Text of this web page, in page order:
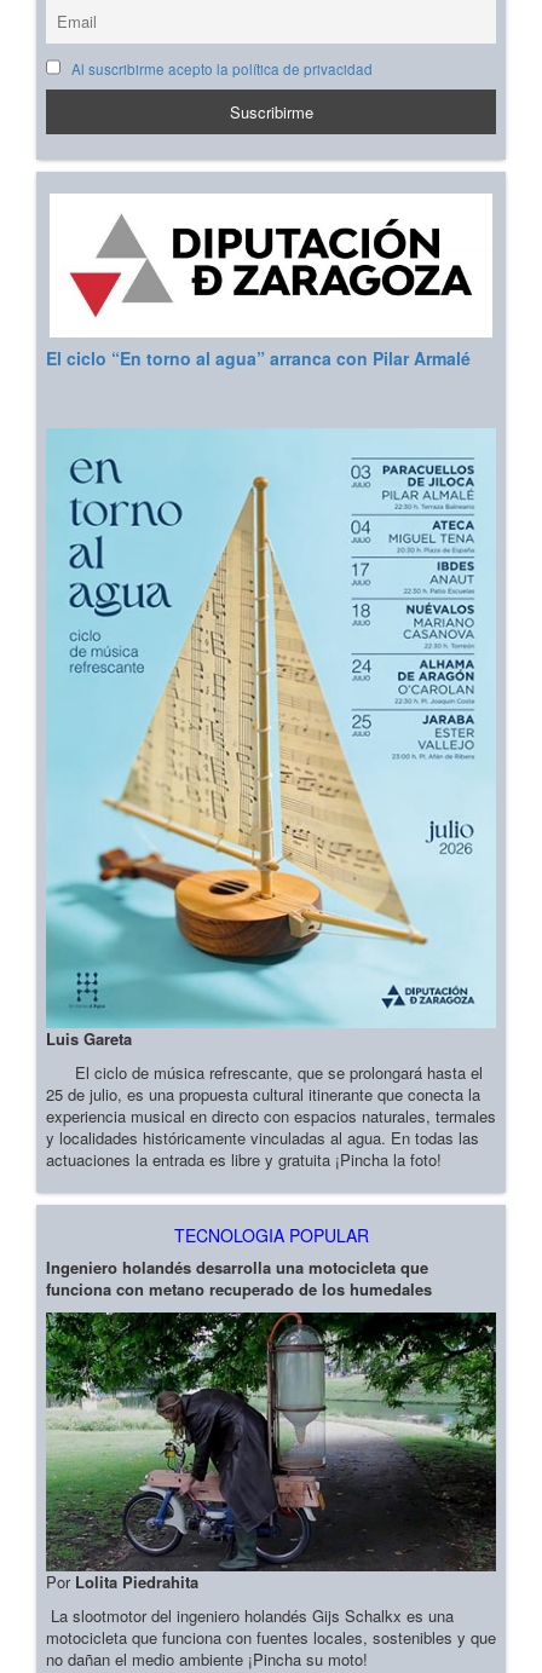
Al suscribirme acepto la política de privacidad
El ciclo “En torno al agua” arranca con Pilar Armalé
Luis Gareta
El ciclo de música refrescante, que se prolongará hasta el
25 de julio, es una propuesta cultural itinerante que conecta la
experiencia musical en directo con espacios naturales, termales
y localidades históricamente vinculadas al agua. En todas las
actuaciones la entrada es libre y gratuita ¡Pincha la foto!
TECNOLOGIA POPULAR
Ingeniero holandés desarrolla una motocicleta que
funciona con metano recuperado de los humedales
Por Lolita Piedrahita
La slootmotor del ingeniero holandés Gijs Schalkx es una
motocicleta que funciona con fuentes locales, sostenibles y que
no dañan el medio ambiente ¡Pincha su moto!